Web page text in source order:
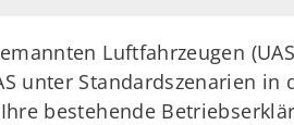
Luftfahrzeugen
unter Standardszenarien in
bestehende